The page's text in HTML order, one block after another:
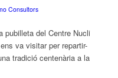
Consultors
pubilleta del Centre Nucli
va visitar per repartir-
tradició centenària a la